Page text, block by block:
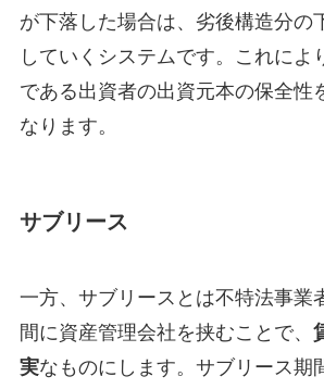
が下落した場合は、劣後構造分の
していくシステムです。これによ
である出資者の出資元本の保全性
なります。
サブリース
一方、サブリースとは不特法事業
間に資産管理会社を挟むことで、
実なものにします。サブリース期